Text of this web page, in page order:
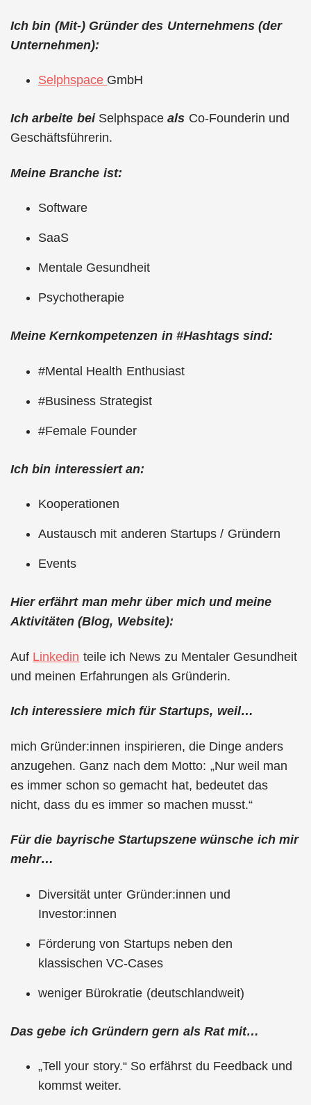
Ich bin (Mit-) Gründer des Unternehmens (der
Unternehmen):
Selphspace GmbH
Ich arbeite beiSelphspaceals Co-Founderin und
Geschäftsführerin.
Meine Branche ist:
Software
SaaS
Mentale Gesundheit
Psychotherapie
Meine Kernkompetenzen in #Hashtags sind:
#Mental Health Enthusiast
#Business Strategist
#Female Founder
Ich bin interessiert an:
Kooperationen
Austausch mit anderen Startups / Gründern
Events
Hier erfährt man mehr über mich und meine
Aktivitäten (Blog, Website):
Auf Linkedin teile ich News zu Mentaler Gesundheit
und meinen Erfahrungen als Gründerin.
Ich interessiere mich für Startups, weil…
mich Gründer:innen inspirieren, die Dinge anders
anzugehen. Ganz nach dem Motto: „Nur weil man
es immer schon so gemacht hat, bedeutet das
nicht, dass du es immer so machen musst.“
Für die bayrische Startupszene wünsche ich mir
mehr…
Diversität unter Gründer:innen und
Investor:innen
Förderung von Startups neben den
klassischen VC-Cases
weniger Bürokratie (deutschlandweit)
Das gebe ich Gründern gern als Rat mit…
„Tell your story.“ So erfährst du Feedback und
kommst weiter.